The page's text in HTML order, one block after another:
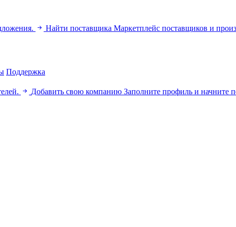
Найти поставщика Маркетплейс поставщиков и
Поддержка
Добавить свою компанию Заполните профиль и начните